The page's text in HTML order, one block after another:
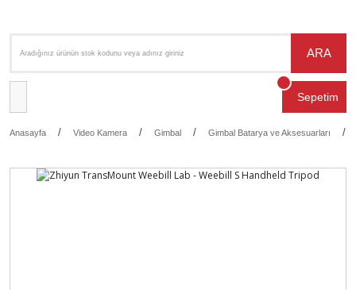
ARA
Sepetim
Anasayfa Video Kamera Gimbal Gimbal Batarya ve Aksesuarları